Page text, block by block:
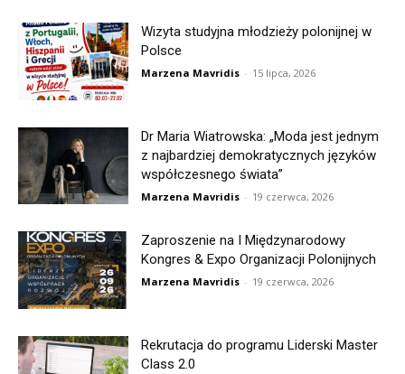
Wizyta studyjna młodzieży polonijnej w
Polsce
Marzena Mavridis - 15 lipca, 2026
Dr Maria Wiatrowska: „Moda jest jednym
z najbardziej demokratycznych języków
współczesnego świata”
Marzena Mavridis - 19 czerwca, 2026
Zaproszenie na I Międzynarodowy
Kongres & Expo Organizacji Polonijnych
Marzena Mavridis - 19 czerwca, 2026
Rekrutacja do programu Liderski Master
Class 2.0